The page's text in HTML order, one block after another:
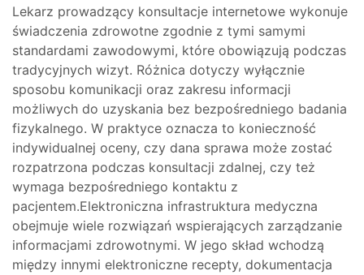
Lekarz prowadzący konsultacje internetowe wykonuje
świadczenia zdrowotne zgodnie z tymi samymi
standardami zawodowymi, które obowiązują podczas
tradycyjnych wizyt. Różnica dotyczy wyłącznie
sposobu komunikacji oraz zakresu informacji
możliwych do uzyskania bez bezpośredniego badania
fizykalnego. W praktyce oznacza to konieczność
indywidualnej oceny, czy dana sprawa może zostać
rozpatrzona podczas konsultacji zdalnej, czy też
wymaga bezpośredniego kontaktu z
pacjentem.Elektroniczna infrastruktura medyczna
obejmuje wiele rozwiązań wspierających zarządzanie
informacjami zdrowotnymi. W jego skład wchodzą
między innymi elektroniczne recepty, dokumentacja